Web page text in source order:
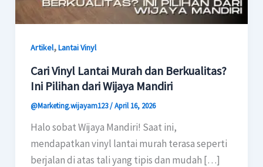
Artikel,Lantai Vinyl
Cari Vinyl Lantai Murah dan Berkualitas?
Ini Pilihan dari Wijaya Mandiri
@Marketing.wijayam123/April 16, 2026
Halo sobat Wijaya Mandiri! Saat ini,
mendapatkan vinyl lantai murah terasa seperti
berjalan di atas tali yang tipis dan mudah […]